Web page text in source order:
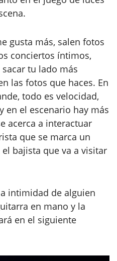
gusta más, salen fotos
conciertos íntimos,
tu lado más
las fotos que haces. En
todo es velocidad,
en el escenario hay más
acerca a interactuar
que se marca un
bajista que va a visitar
intimidad de alguien
en mano y la
en el siguiente